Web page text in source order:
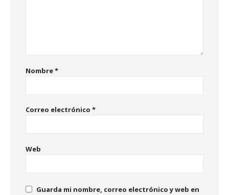
Nombre*
Correo electrónico *
Web
Guarda mi nombre, correo electrónico y web en